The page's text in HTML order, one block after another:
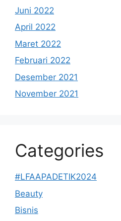
Juni 2022
April 2022
Maret 2022
Februari 2022
Desember 2021
November 2021
Categories
#LFAAPADETIK2024
Beauty
Bisnis